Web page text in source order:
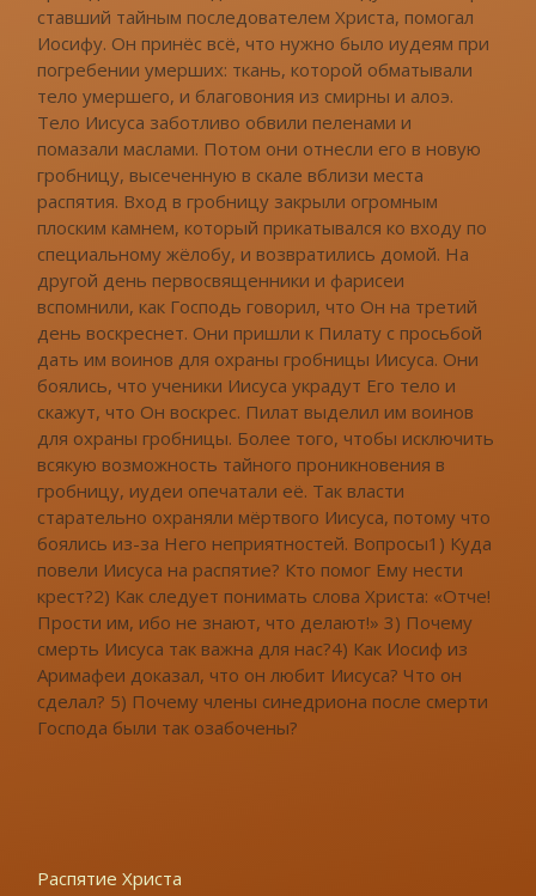
ставший тайным последователем Христа, помогал
Иосифу. Он принёс всё, что нужно было иудеям при
погребении умерших: ткань, которой обматывали
тело умершего, и благовония из смирны и алоэ.
Тело Иисуса заботливо обвили пеленами и
помазали маслами. Потом они отнесли его в новую
гробницу, высеченную в скале вблизи места
распятия. Вход в гробницу закрыли огромным
плоским камнем, который прикатывался ко входу по
специальному жёлобу, и возвратились домой. На
другой день первосвященники и фарисеи
вспомнили, как Господь говорил, что Он на третий
день воскреснет. Они пришли к Пилату с просьбой
дать им воинов для охраны гробницы Иисуса. Они
боялись, что ученики Иисуса украдут Его тело и
скажут, что Он воскрес. Пилат выделил им воинов
для охраны гробницы. Более того, чтобы исключить
всякую возможность тайного проникновения в
гробницу, иудеи опечатали её. Так власти
старательно охраняли мёртвого Иисуса, потому что
боялись из-за Него неприятностей. Вопросы1) Куда
повели Иисуса на распятие? Кто помог Ему нести
крест?2) Как следует понимать слова Христа: «Отче!
Прости им, ибо не знают, что делают!» 3) Почему
смерть Иисуса так важна для нас?4) Как Иосиф из
Аримафеи доказал, что он любит Иисуса? Что он
сделал? 5) Почему члены синедриона после смерти
Господа были так озабочены?
Распятие Христа